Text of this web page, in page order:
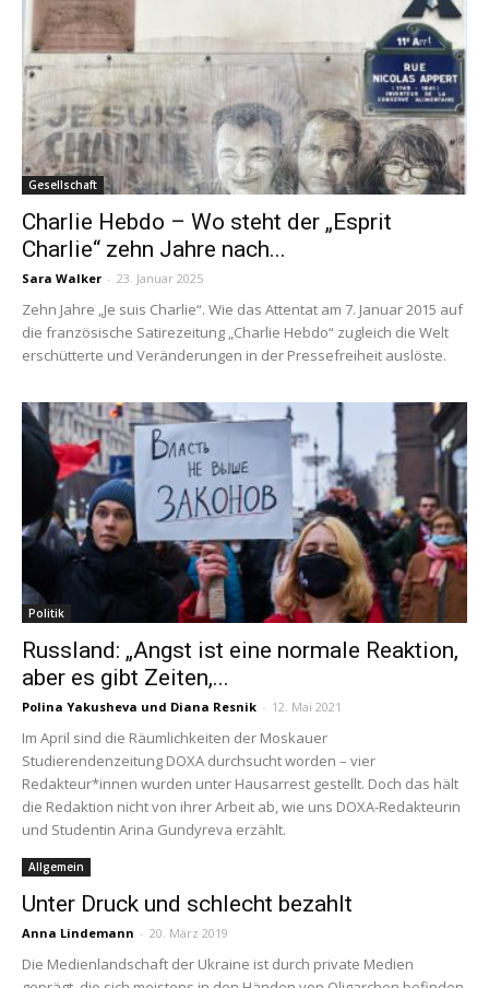
Gesellschaft
Charlie Hebdo – Wo steht der „Esprit
Charlie“ zehn Jahre nach...
Sara Walker - 23. Januar 2025
Zehn Jahre „Je suis Charlie“. Wie das Attentat am 7. Januar 2015 auf
die französische Satirezeitung „Charlie Hebdo“ zugleich die Welt
erschütterte und Veränderungen in der Pressefreiheit auslöste.
Politik
Russland: „Angst ist eine normale Reaktion,
aber es gibt Zeiten,...
Polina Yakusheva und Diana Resnik - 12. Mai 2021
Im April sind die Räumlichkeiten der Moskauer
Studierendenzeitung DOXA durchsucht worden – vier
Redakteur*innen wurden unter Hausarrest gestellt. Doch das hält
die Redaktion nicht von ihrer Arbeit ab, wie uns DOXA-Redakteurin
und Studentin Arina Gundyreva erzählt.
Allgemein
Unter Druck und schlecht bezahlt
Anna Lindemann - 20. März 2019
Die Medienlandschaft der Ukraine ist durch private Medien